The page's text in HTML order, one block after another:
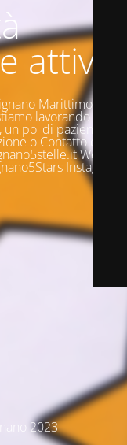
attiva
Marittimo è
lavorando per
po' di pazienza e
o Contatto questi
Web:
Instagram:
2023